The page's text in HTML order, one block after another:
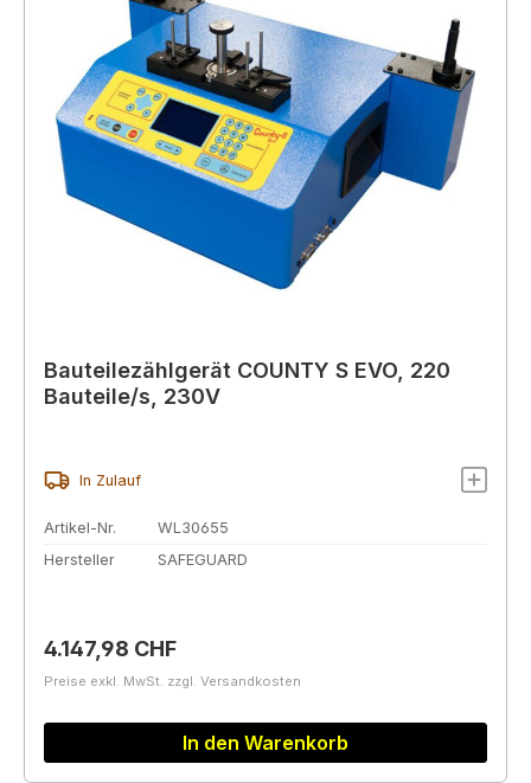
Bauteilezählgerät COUNTY S EVO, 220
Bauteile/s, 230V
In Zulauf
Artikel-Nr.
WL30655
Hersteller
SAFEGUARD
Regulärer Preis:
4.147,98 CHF
Preise exkl. MwSt. zzgl. Versandkosten
In den Warenkorb